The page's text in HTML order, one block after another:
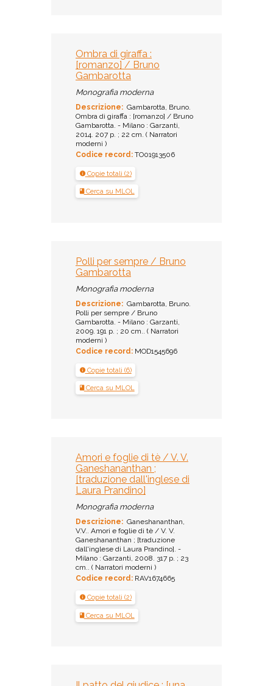
Ombra di giraffa :
[romanzo] / Bruno
Gambarotta
Monografia moderna
Descrizione: Gambarotta, Bruno.
Ombra di giraffa : [romanzo] / Bruno
Gambarotta. - Milano : Garzanti,
2014. 207 p. ; 22 cm. ( Narratori
moderni )
Codice record: TO01913506
Copie totali (2)
Cerca su MLOL
Polli per sempre / Bruno
Gambarotta
Monografia moderna
Descrizione: Gambarotta, Bruno.
Polli per sempre / Bruno
Gambarotta. - Milano : Garzanti,
2009. 191 p. ; 20 cm.. ( Narratori
moderni )
Codice record: MOD1545696
Copie totali (6)
Cerca su MLOL
Amori e foglie di tè / V. V.
Ganeshananthan ;
[traduzione dall'inglese di
Laura Prandino]
Monografia moderna
Descrizione: Ganeshananthan,
V.V.. Amori e foglie di tè / V. V.
Ganeshananthan ; [traduzione
dall'inglese di Laura Prandino]. -
Milano : Garzanti, 2008. 317 p. ; 23
cm.. ( Narratori moderni )
Codice record: RAV1674665
Copie totali (2)
Cerca su MLOL